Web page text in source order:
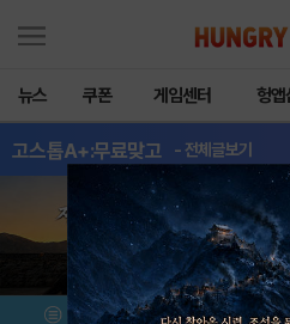
뉴스 쿠폰 게임센터 헝앱
고스톱A+:무료맞고 - 전체글보기
메뉴 이벤트/미션